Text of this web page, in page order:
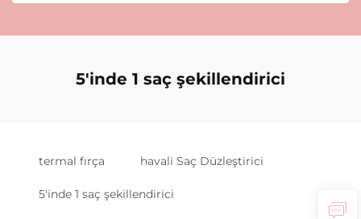
5'inde 1 saç şekillendirici
termal fırça havali Saç Düzleştirici
5'inde 1 saç şekillendirici